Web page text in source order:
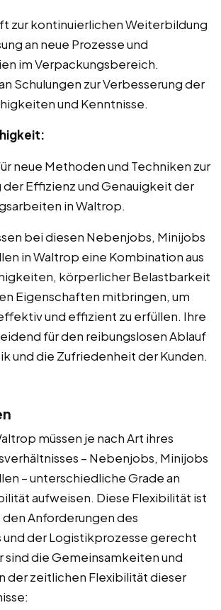
zur kontinuierlichen Weiterbildung
an neue Prozesse und
im Verpackungsbereich.
Schulungen zur Verbesserung der
und Kenntnisse.
neue Methoden und Techniken zur
Effizienz und Genauigkeit der
in Waltrop.
bei diesen Nebenjobs, Minijobs
in Waltrop eine Kombination aus
körperlicher Belastbarkeit
Eigenschaften mitbringen, um
und effizient zu erfüllen. Ihre
für den reibungslosen Ablauf
und die Zufriedenheit der Kunden.
müssen je nach Art ihres
– Nebenjobs, Minijobs
– unterschiedliche Grade an
aufweisen. Diese Flexibilität ist
Anforderungen des
der Logistikprozesse gerecht
sind die Gemeinsamkeiten und
der zeitlichen Flexibilität dieser